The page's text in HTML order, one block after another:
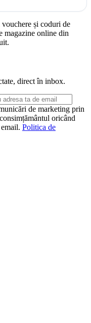
vouchere și coduri de
magazine online din
direct în inbox.
de marketing prin
oricând
Politica de